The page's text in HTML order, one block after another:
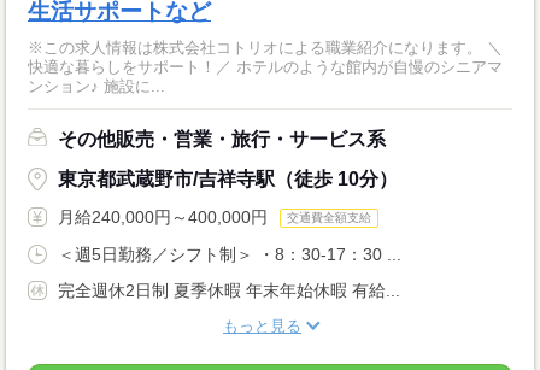
生活サポートなど
※この求人情報は株式会社コトリオによる職業紹介になります。 ＼
快適な暮らしをサポート！／ ホテルのような館内が自慢のシニアマ
ンション♪ 施設に...
その他販売・営業・旅行・サービス系
東京都武蔵野市/吉祥寺駅（徒歩 10分）
月給240,000円～400,000円 交通費全額支給
＜週5日勤務／シフト制＞ ・8：30-17：30 ...
完全週休2日制 夏季休暇 年末年始休暇 有給...
もっと見る